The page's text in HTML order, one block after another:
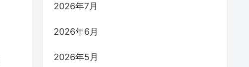
2026年7月
2026年6月
2026年5月